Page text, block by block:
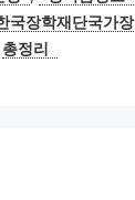
국장학재단국가
총정리